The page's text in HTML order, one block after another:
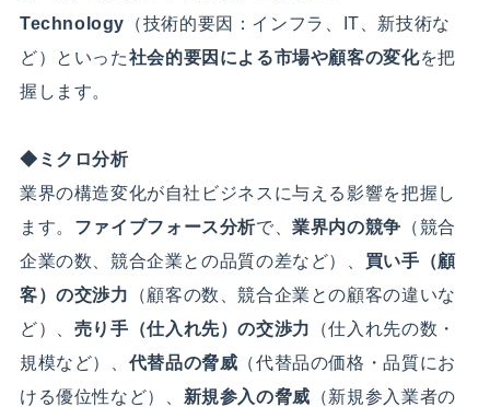
Technology （技術的要因：インフラ、IT、新技術な
ど）といった社会的要因による市場や顧客の変化を把
握します。
◆ミクロ分析
業界の構造変化が自社ビジネスに与える影響を把握し
ます。 ファイブフォース分析で、業界内の競争 （競合
企業の数、競合企業との品質の差など）、 買い手（顧
客）の交渉力 （顧客の数、競合企業との顧客の違いな
ど）、 売り手（仕入れ先）の交渉力
（仕入れ先の数・
規模など）、 代替品の脅威 （代替品の価格・品質にお
ける優位性など）、 新規参入の脅威 （新規参入業者の